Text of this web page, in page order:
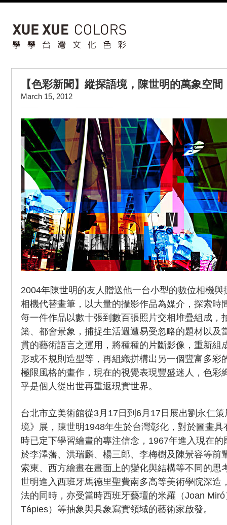
【色彩新聞】縱探語境，陳世明的萬象空間
March 15, 2012
2004年陳世明的友人贈送他一台小型的數位相機
相機代替畫筆，以大量的攝影作品為媒介，探索時
每一件作品以數十張到數百張照片交相堆疊組成，
築、都會景象，捕捉生活週遭易受忽略的題材以及
貫的藝術語言之運用，將種種的片斷影像，重新組
形或不規則造型等，再組織拼構出另一個豐富多彩
極限風格的畫作，現在的視覺表現豐盛迷人，色彩
乎是個人從出世再重返現實世界。
台北市立美術館從3月17日到6月17日展出劉永仁
境》展，陳世明1948年生於台灣彰化，對於圖畫
時已定下學習繪畫的專注信念，1967年進入現在
於李澤藩、洪瑞麟、楊三郎、李梅樹及陳景容等前
索東、西方繪畫在畫面上的變化與結構等不同的思
世明進入西班牙馬德里聖費南多高等美術學院深造
法的同時，亦受當時西班牙藝壇的米羅（Joan
Tápies）等抽象與具象寫實領域的藝術家啟發。